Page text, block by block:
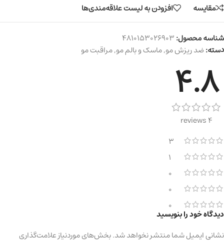
مقایسه افزودن به لیست علاقه‌مندی‌ها
شناسه محصول:4810153026903
دسته:ضد ریزش مو,ماسک و بالم مو,مراقبت مو
4.8
4 reviews
3
1
0
0
0
دیدگاه خود را بنویسید
نشانی ایمیل شما منتشر نخواهد شد.بخش‌های موردنیاز علامت‌گذاری